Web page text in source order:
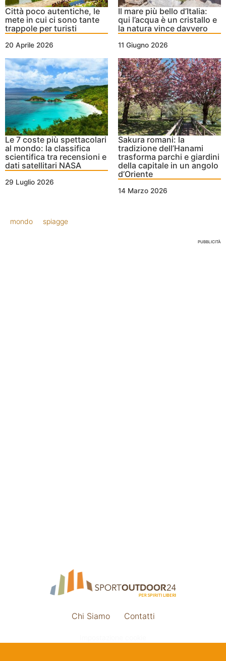
Città poco autentiche, le
mete in cui ci sono tante
trappole per turisti
20 Aprile 2026
Il mare più bello d’Italia:
qui l’acqua è un cristallo e
la natura vince davvero
11 Giugno 2026
Le 7 coste più spettacolari
al mondo: la classifica
scientifica tra recensioni e
dati satellitari NASA
29 Luglio 2026
Sakura romani: la
tradizione dell’Hanami
trasforma parchi e giardini
della capitale in un angolo
d’Oriente
14 Marzo 2026
mondo spiagge
PUBBLICITÀ
Chi Siamo Contatti